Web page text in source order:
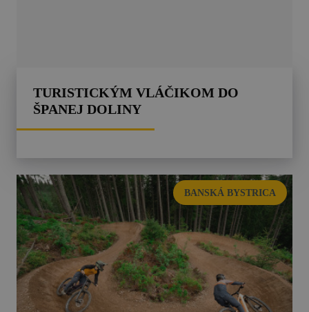
TURISTICKÝM VLÁČIKOM DO
ŠPANEJ DOLINY
BANSKÁ BYSTRICA